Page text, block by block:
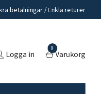
betalningar / Enkla returer
Logga in
0
Varukorg